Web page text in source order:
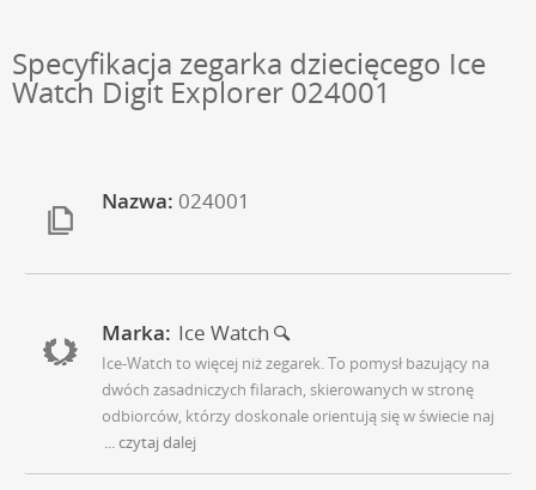
Specyfikacja zegarka dziecięcego Ice
Watch Digit Explorer 024001
Nazwa: 024001
Marka: Ice Watch
Ice-Watch to więcej niż zegarek. To pomysł bazujący na
dwóch zasadniczych filarach, skierowanych w stronę
odbiorców, którzy doskonale orientują się w świecie naj
... czytaj dalej